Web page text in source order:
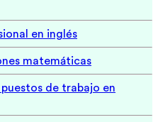
en inglés
matemáticas
de trabajo en